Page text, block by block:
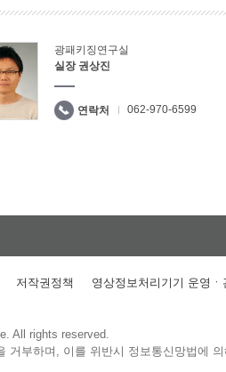
광패키징연구실
실장 권상진
연락처 062-970-6599
저작권정책 영상정보처리기기 운영ㆍ
All rights reserved.
거부하며, 이를 위반시 정보통신망법에